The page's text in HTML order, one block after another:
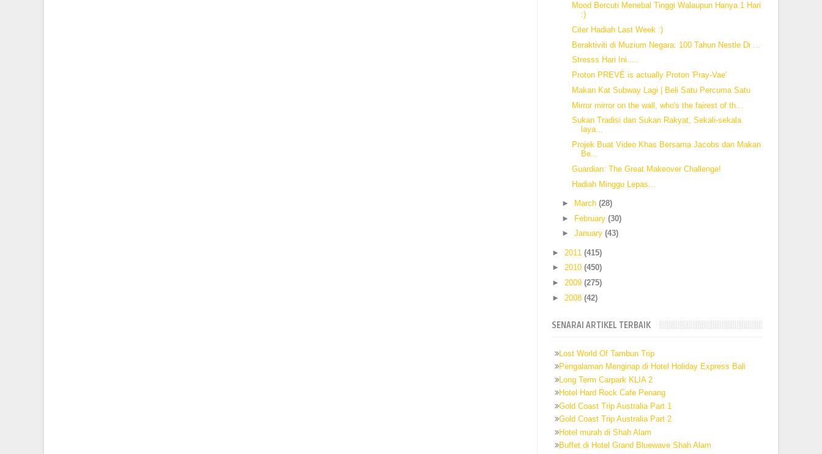
Mood Bercuti Menebal Tinggi Walaupun Hanya 1 Hari
:)
Citer Hadiah Last Week :)
Beraktiviti di Muzium Negara: 100 Tahun Nestle Di ...
Stresss Hari Ini.....
Proton PREVÉ is actually Proton 'Pray-Vae'
Makan Kat Subway Lagi | Beli Satu Percuma Satu
Mirror mirror on the wall, who's the fairest of th...
Sukan Tradisi dan Sukan Rakyat, Sekali-sekala
laya...
Projek Buat Video Khas Bersama Jacobs dan Makan
Be...
Guardian: The Great Makeover Challenge!
Hadiah Minggu Lepas...
► March (28)
► February (30)
► January (43)
► 2011(415)
►2010(450)
►2009(275)
► 2008(42)
SENARAI ARTIKEL TERBAIK
Lost World Of Tambun Trip
Pengalaman Menginap di Hotel Holiday Express Bali
Long Term Carpark KLIA 2
Hotel Hard Rock Cafe Penang
Gold Coast Trip Australia Part 1
Gold Coast Trip Australia Part 2
Hotel murah di Shah Alam
Buffet di Hotel Grand Bluewave Shah Alam